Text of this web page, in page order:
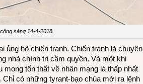
sáng 14-4-2018.
ủng hộ chiến tranh. Chiến tranh là chuyện
nhà chính trị cầm quyền. Và một khi
tổn thất về nhân mạng là thấp nhất
có những tyrant-bạo chúa mới ra lệnh